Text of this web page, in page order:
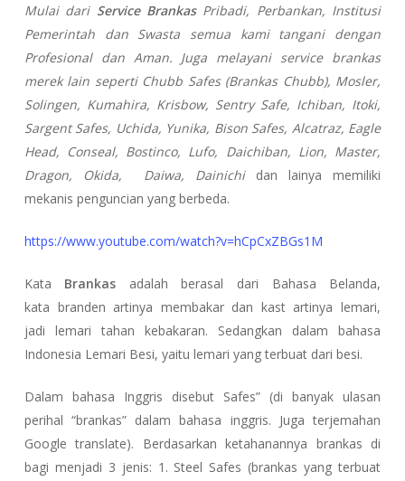
Mulai dari Service BrankasPribadi, Perbankan, Institusi
Pemerintah dan Swasta semua kami tangani dengan
Profesional dan Aman. Juga melayani service brankas
merek lain seperti Chubb Safes (Brankas Chubb), Mosler,
Solingen, Kumahira, Krisbow, Sentry Safe, Ichiban, Itoki,
Sargent Safes, Uchida, Yunika, Bison Safes, Alcatraz, Eagle
Head, Conseal, Bostinco, Lufo, Daichiban, Lion, Master,
Dragon, Okida, Daiwa, Dainichidan lainya memiliki
mekanis penguncian yang berbeda.
https://www.youtube.com/watch?v=hCpCxZBGs1M
Kata Brankas adalah berasal dari Bahasa Belanda,
kata branden artinya membakardan kastartinyalemari,
jadi lemari tahan kebakaran. Sedangkan dalam bahasa
Indonesia Lemari Besi, yaitu lemari yang terbuat dari besi.
Dalam bahasa Inggris disebut Safes” (di banyak ulasan
perihal “brankas” dalam bahasa inggris. Juga terjemahan
Google translate). Berdasarkan ketahanannya brankas di
bagi menjadi 3 jenis: 1. Steel Safes (brankas yang terbuat